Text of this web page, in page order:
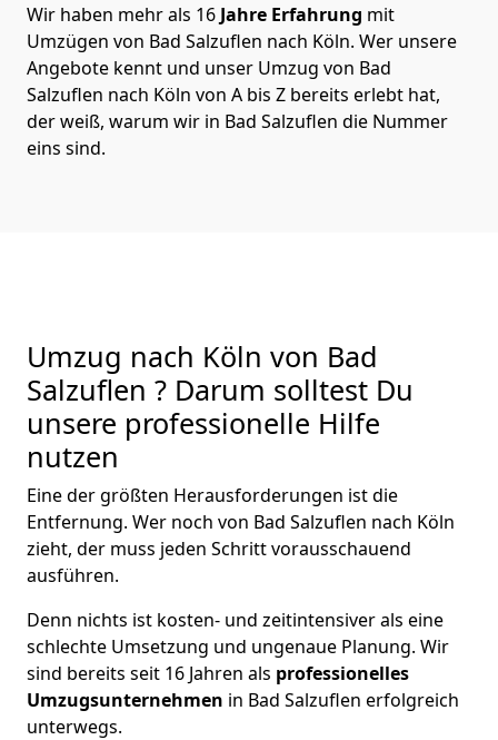
Wir haben mehr als 16 Jahre Erfahrung mit
Umzügen von Bad Salzuflen nach Köln. Wer unsere
Angebote kennt und unser Umzug von Bad
Salzuflen nach Köln von A bis Z bereits erlebt hat,
der weiß, warum wir in Bad Salzuflen die Nummer
eins sind.
Umzug nach Köln von Bad
Salzuflen ? Darum solltest Du
unsere professionelle Hilfe
nutzen
Eine der größten Herausforderungen ist die
Entfernung. Wer noch von Bad Salzuflen nach Köln
zieht, der muss jeden Schritt vorausschauend
ausführen.
Denn nichts ist kosten- und zeitintensiver als eine
schlechte Umsetzung und ungenaue Planung. Wir
sind bereits seit 16 Jahren als professionelles
Umzugsunternehmen in Bad Salzuflen erfolgreich
unterwegs.